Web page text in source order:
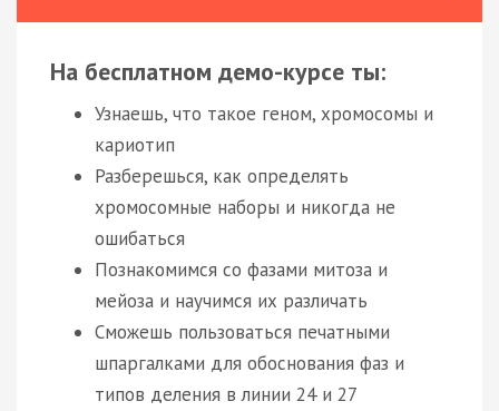
На бесплатном демо-курсе ты:
Узнаешь, что такое геном, хромосомы и
кариотип
Разберешься, как определять
хромосомные наборы и никогда не
ошибаться
Познакомимся со фазами митоза и
мейоза и научимся их различать
Сможешь пользоваться печатными
шпаргалками для обоснования фаз и
типов деления в линии 24 и 27